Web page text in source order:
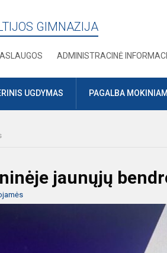
GIMNAZIJA
ADMINISTRACINĖ
UGDYMAS PAGALBA
jaunųjų